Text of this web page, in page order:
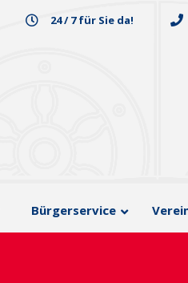
24 / 7 für Sie da!
Bürgerservice